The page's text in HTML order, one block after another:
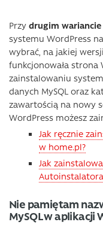
Przy drugim wariancie
systemu WordPress
wybrać, na jakiej
funkcjonowała strona
zainstalowaniu
danych MySQL oraz
zawartością na nowy
WordPress możesz
Jak ręcznie
w home.pl?
Jak
Nie pamiętam
MySQL w aplikacji